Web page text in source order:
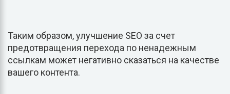
Таким образом, улучшение SEO за счет
предотвращения перехода по ненадежным
ссылкам может негативно сказаться на качестве
вашего контента.